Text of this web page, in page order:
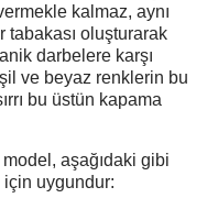
kalmaz, aynı
oluşturarak
darbelere karşı
ve beyaz renklerin bu
bu üstün kapama
aşağıdaki gibi
için uygundur: